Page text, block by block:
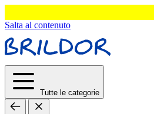
Salta al contenuto
Tutte le categorie